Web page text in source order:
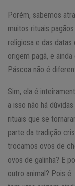
Porém, sabemos
muitos rituais
religiosa e das
origem pagã, e
Páscoa não é
Sim, ela é
a isso não há
rituais que se
parte da tradição
trocamos ovos de
ovos de galinha? E
outro animal? Pois